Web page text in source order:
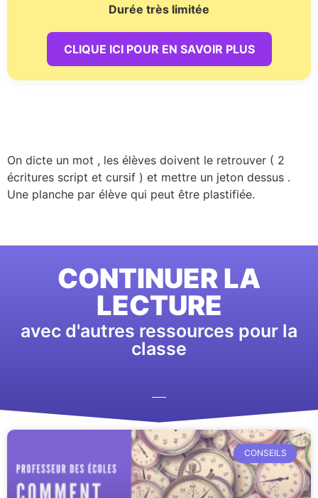
Durée très limitée
CLIQUE ICI POUR EN SAVOIR PLUS
On dicte un mot , les élèves doivent le retrouver ( 2
écritures script et cursif ) et mettre un jeton dessus .
Une planche par élève qui peut être plastifiée.
CONTINUER LA
LECTURE
avec d'autres ressources pour la
classe
CONSEILS